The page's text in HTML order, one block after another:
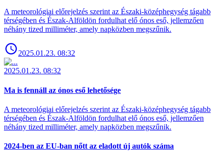
A meteorológiai előrejelzés szerint az Északi-középhegység tágabb
térségében és Észak-Alföldön fordulhat elő ónos eső, jellemzően
néhány tized milliméter, amely napközben megszűnik.
2025.01.23. 08:32
2025.01.23. 08:32
Ma is fennáll az ónos eső lehetősége
A meteorológiai előrejelzés szerint az Északi-középhegység tágabb
térségében és Észak-Alföldön fordulhat elő ónos eső, jellemzően
néhány tized milliméter, amely napközben megszűnik.
2024-ben az EU-ban nőtt az eladott új autók száma